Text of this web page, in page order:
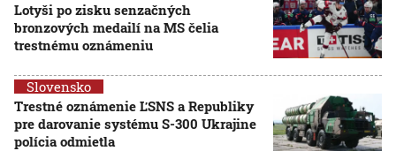
Lotyši po zisku senzačných
bronzových medailí na MS čelia
trestnému oznámeniu
Slovensko
Trestné oznámenie ĽSNS a Republiky
pre darovanie systému S-300 Ukrajine
polícia odmietla